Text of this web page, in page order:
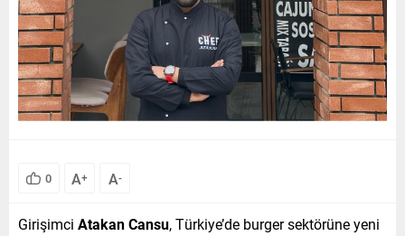
0 A+ A-
Girişimci Atakan Cansu, Türkiye’de burger sektörüne yeni